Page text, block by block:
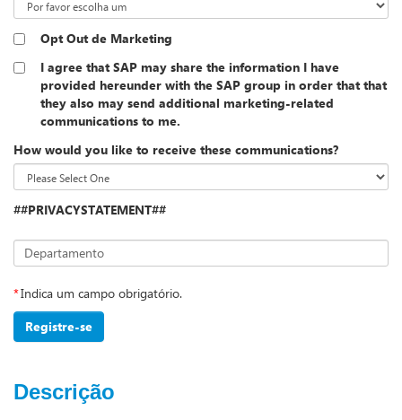
Opt Out de Marketing
I agree that SAP may share the information I have
provided hereunder with the SAP group in order that that
they also may send additional marketing-related
communications to me.
How would you like to receive these communications?
##PRIVACYSTATEMENT##
Departamento
*Indica um campo obrigatório.
Registre-se
Descrição